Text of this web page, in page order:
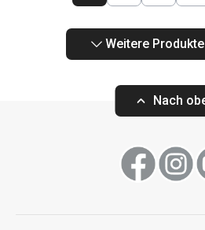
Weitere
Nach